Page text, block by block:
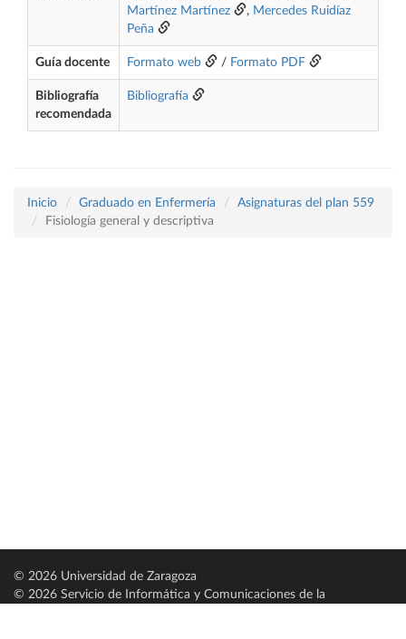
Martínez Martínez
, Mercedes Ruidíaz
Peña
Guía docente Formato web / Formato PDF
Bibliografía
recomendada
Bibliografía
Inicio Graduado en Enfermería
Asignaturas del plan 559
Fisiología general y descriptiva
© 2026 Universidad de Zaragoza
© 2026 Servicio de Informática y Comunicaciones de la